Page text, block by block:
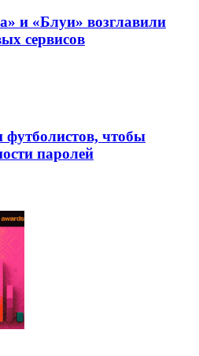
и «Блуи» возглавили
сервисов
чтобы
паролей